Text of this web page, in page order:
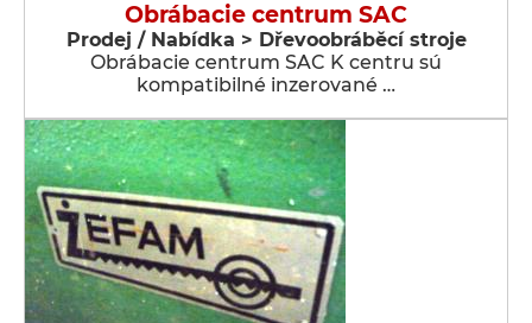
Obrábacie centrum SAC
Prodej / Nabídka > Dřevoobráběcí stroje
Obrábacie centrum SAC K centru sú
kompatibilné inzerované …